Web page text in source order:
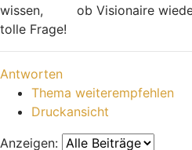
wissen,
ob Visionaire
tolle Frage!
Antworten
Thema weiterempfehlen
Druckansicht
Anzeigen: